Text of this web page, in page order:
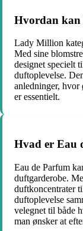
Hvordan kan
Lady Million
Med sine
designet specielt
duftoplevelse.
anledninger, hvor
er essentielt.
Hvad er Eau
Eau de Parfum
duftgarderobe.
duftkoncentrater
duftoplevelse
velegnet til både
man ønsker at